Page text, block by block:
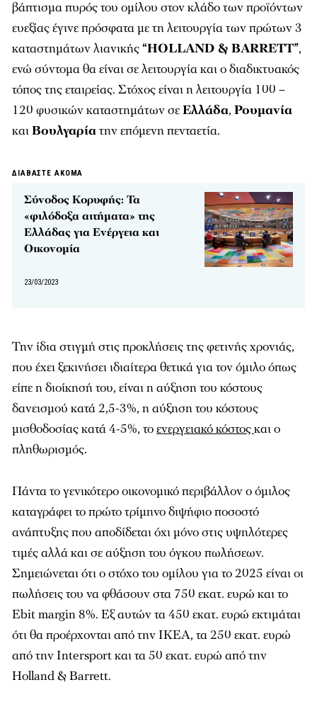
βάπτισμα πυρός του ομίλου στον κλάδο των προϊόντων
ευεξίας έγινε πρόσφατα με τη λειτουργία των πρώτων 3
καταστημάτων λιανικής“HOLLAND & BARRETT”,
ενώ σύντομα θα είναι σε λειτουργία και ο διαδικτυακός
τόπος της εταιρείας. Στόχος είναι η λειτουργία 100 –
120 φυσικών καταστημάτων σεΕλλάδα, Ρουμανία
καιΒουλγαρίατην επόμενη πενταετία.
ΔΙΑΒΑΣΤΕ ΑΚΟΜΑ
Σύνοδος Κορυφής: Τα
«φιλόδοξα αιτήματα» της
Ελλάδας για Ενέργεια και
Οικονομία
23/03/2023
Την ίδια στιγμή στις προκλήσεις της φετινής χρονιάς,
που έχει ξεκινήσει ιδιαίτερα θετικά για τον όμιλο όπως
είπε η διοίκησή του, είναι η αύξηση του κόστους
δανεισμού κατά 2,5-3%, η αύξηση του κόστους
μισθοδοσίας κατά 4-5%, τοενεργειακό κόστοςκαι ο
πληθωρισμός.
Πάντα το γενικότερο οικονομικό περιβάλλον ο όμιλος
καταγράφει το πρώτο τρίμηνο διψήφιο ποσοστό
ανάπτυξης που αποδίδεται όχι μόνο στις υψηλότερες
τιμές αλλά και σε αύξηση του όγκου πωλήσεων.
Σημειώνεται ότι ο στόχο του ομίλου για το 2025 είναι οι
πωλήσεις του να φθάσουν στα 750 εκατ. ευρώ και το
Ebit margin 8%. Εξ αυτών τα 450 εκατ. ευρώ εκτιμάται
ότι θα προέρχονται από την ΙΚΕΑ, τα 250 εκατ. ευρώ
από την Intersport και τα 50 εκατ. ευρώ από την
Holland & Barrett.